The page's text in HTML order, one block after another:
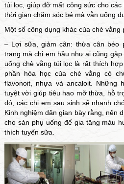
túi lọc, giúp đỡ mất công sức cho
thời gian chăm sóc bé mà vẫn uống
Một số công dụng khác của chè vằng
– Lợi sữa, giảm cân: thừa cân béo
trạng mà chị em hầu như ai cũng
uống chè vằng túi lọc là rất thích
phần hóa học của chè vằng có
flavonoit, nhựa và ancaloit. Những
tuyệt vời giúp tiêu hao mỡ thừa, hỗ
đó, các chị em sau sinh sẽ nhanh
Kinh nghiệm dân gian bày rằng, nên
cho sản phụ uống để gia tăng máu
thích tuyến sữa.